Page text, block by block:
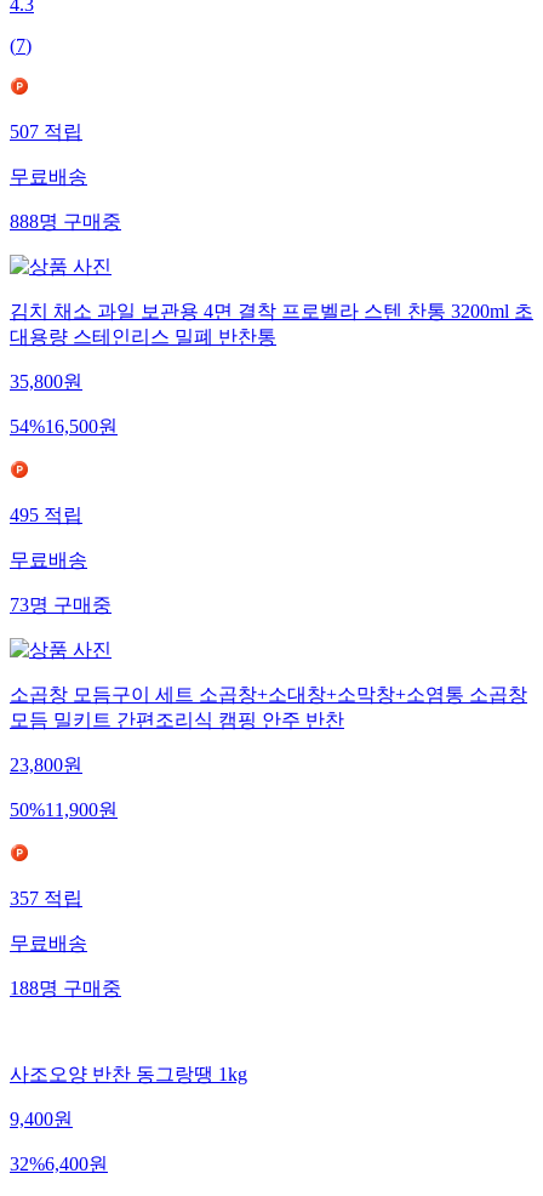
4.3
(7)
507적립
무료배송
888명구매중
김치 채소 과일 보관용 4면 결착 프로벨라 스텐 찬통 3200ml 초
대용량 스테인리스 밀폐 반찬통
35,800원
54%16,500원
495적립
무료배송
73명구매중
소곱창 모듬구이 세트 소곱창+소대창+소막창+소염통 소곱창
모듬 밀키트 간편조리식 캠핑 안주 반찬
23,800원
50%11,900원
357적립
무료배송
188명구매중
사조오양 반찬 동그랑땡 1kg
9,400원
32%6,400원